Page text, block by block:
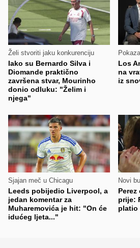
Želi stvoriti jaku konkurenciju
Iako su Bernardo Silva i
Diomande praktično
završena stvar, Mourinho
donio odluku: "Želim i
njega"
Los
na
iz
Sjajan meč u Chicagu
Leeds pobijedio Liverpool, a
jedan komentar za
Muharemovića je hit: "On će
idućeg ljeta..."
Novi
prije:
platio